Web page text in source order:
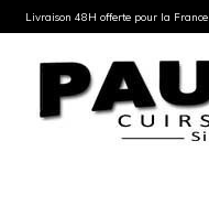
Livraison 48H offerte pour la